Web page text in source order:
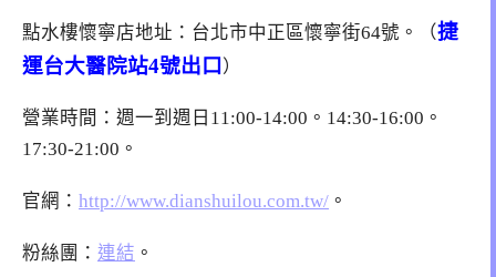
點水樓懷寧店地址：台北市中正區懷寧街64號。（捷
運台大醫院站4號出口 ）
營業時間：週一到週日11:00-14:00。14:30-16:00。
17:30-21:00。
官網： http://www.dianshuilou.com.tw/ 。
粉絲團： 連結 。